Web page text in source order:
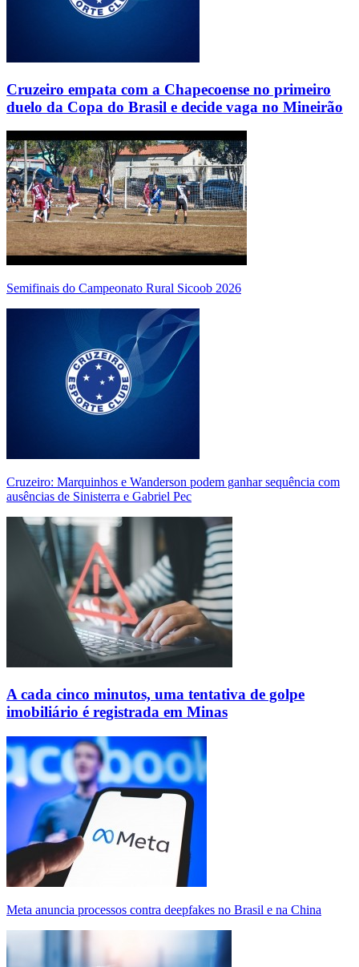
Cruzeiro empata com a Chapecoense no primeiro
duelo da Copa do Brasil e decide vaga no Mineirão
Semifinais do Campeonato Rural Sicoob 2026
Cruzeiro: Marquinhos e Wanderson podem ganhar sequência com
ausências de Sinisterra e Gabriel Pec
A cada cinco minutos, uma tentativa de golpe
imobiliário é registrada em Minas
Meta anuncia processos contra deepfakes no Brasil e na China